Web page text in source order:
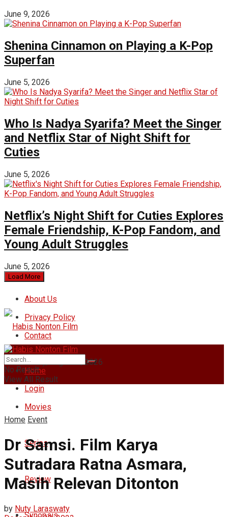
June 9, 2026
Shenina Cinnamon on Playing a K-Pop
Superfan
June 5, 2026
Who Is Nadya Syarifa? Meet the Singer
and Netflix Star of Night Shift for
Cuties
June 5, 2026
Netflix’s Night Shift for Cuties Explores
Female Friendship, K-Pop Fandom, and
Young Adult Struggles
June 5, 2026
Load More
About Us
Privacy Policy
Contact
Wednesday, August 5, 2026
Login
Home
Movies
Series
Review
Synopsis
No Result
View All Result
Home Event
Dr Samsi. Film Karya
Sutradara Ratna Asmara,
Masih Relevan Ditonton
by Nuty Laraswaty